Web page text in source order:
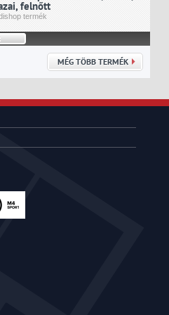
felnőtt
termék
MÉG TÖBB TERMÉK